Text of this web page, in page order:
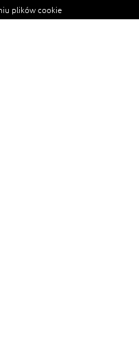
plików cookie